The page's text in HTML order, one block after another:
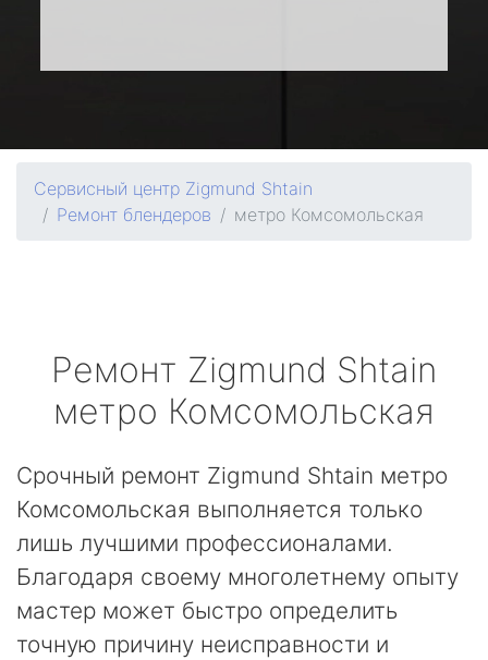
Сервисный центр Zigmund Shtain
Ремонт блендеров
метро Комсомольская
Ремонт Zigmund Shtain
метро Комсомольская
Срочный ремонт Zigmund Shtain метро
Комсомольская выполняется только
лишь лучшими профессионалами.
Благодаря своему многолетнему опыту
мастер может быстро определить
точную причину неисправности и